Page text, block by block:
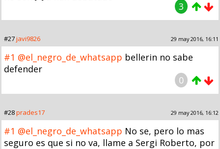
3
#27javi9826 29 may 2016, 16:11
#1 @el_negro_de_whatsapp bellerin no sabe
defender
0
#28prades17 29 may 2016, 16:12
#1 @el_negro_de_whatsapp No se, pero lo mas
seguro es que si no va, llame a Sergi Roberto, por